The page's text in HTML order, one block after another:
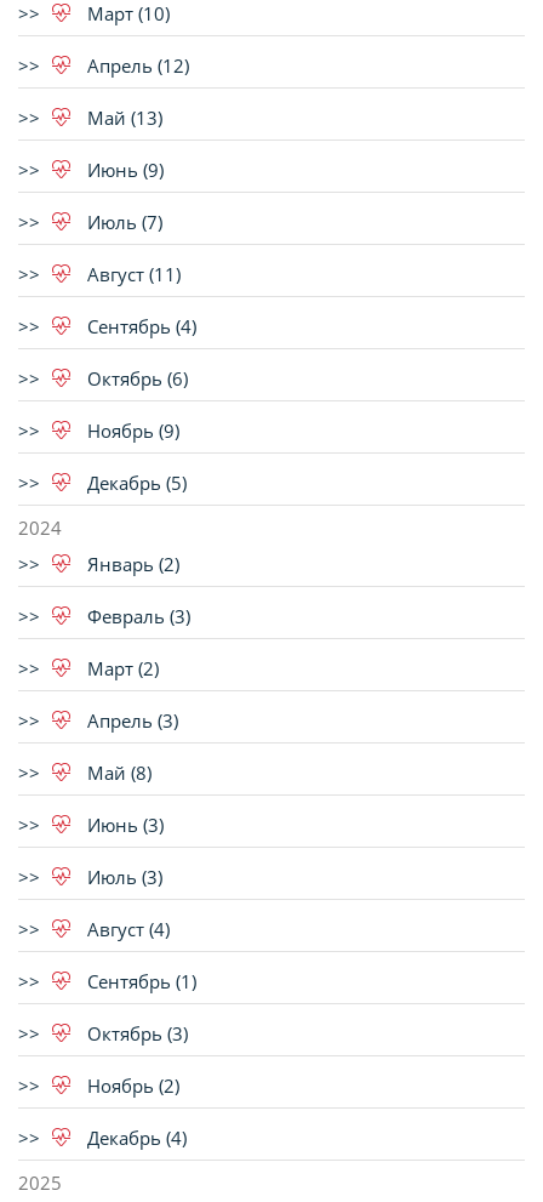
Март (10)
Апрель (12)
Май (13)
Июнь (9)
Июль (7)
Август (11)
Сентябрь (4)
Октябрь (6)
Ноябрь (9)
Декабрь (5)
2024
Январь (2)
Февраль (3)
Март (2)
Апрель (3)
Май (8)
Июнь (3)
Июль (3)
Август (4)
Сентябрь (1)
Октябрь (3)
Ноябрь (2)
Декабрь (4)
2025